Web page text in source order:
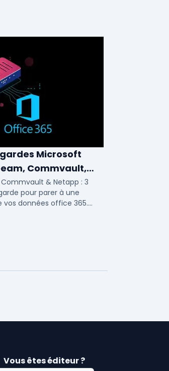
Microsoft
Commvault,
& Netapp : 3
pour parer à une
données office 365.
Vous êtes éditeur ?